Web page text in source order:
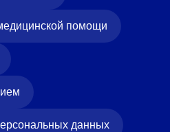
помощи
данных